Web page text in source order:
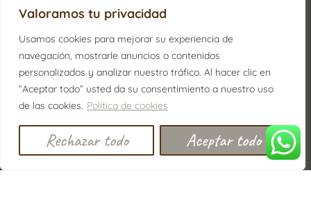
Valoramos tu privacidad
Usamos cookies para mejorar su experiencia de
navegación, mostrarle anuncios o contenidos
personalizados y analizar nuestro tráfico. Al hacer clic en
“Aceptar todo” usted da su consentimiento a nuestro uso
de las cookies. Política de cookies
Rechazar todo Aceptar todo
ENCUÉNTRANOS:
info@sheilallop.com
Avenida Francisco Tárrega 64, entresuelo A, 12540,